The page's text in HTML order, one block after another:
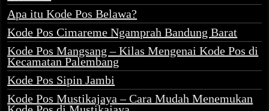
Apa itu Kode Pos Belawa?
Kode Pos Cimareme Ngamprah Bandung Barat
Kode Pos Mangsang – Kilas Mengenai Kode Pos di
Kecamatan Palembang
Kode Pos Sipin Jambi
Kode Pos Mustikajaya – Cara Mudah Menemukan